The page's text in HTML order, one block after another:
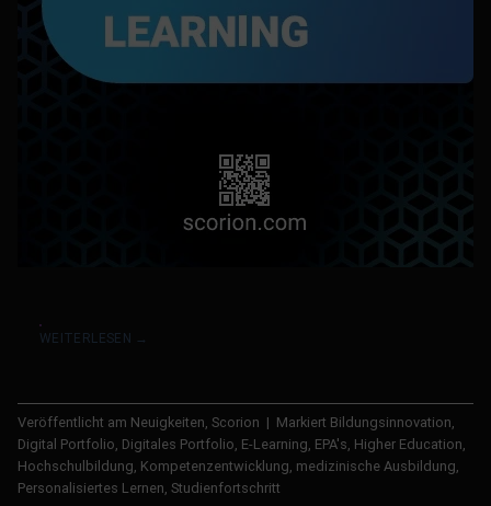
WEITERLESEN →
Veröffentlicht am Neuigkeiten Scorion | Markiert Bildungsinnovation
Digital Portfolio Digitales Portfolio E-Learning EPA's Higher Education
Hochschulbildung Kompetenzentwicklung medizinische Ausbildung
Personalisiertes Lernen Studienfortschritt